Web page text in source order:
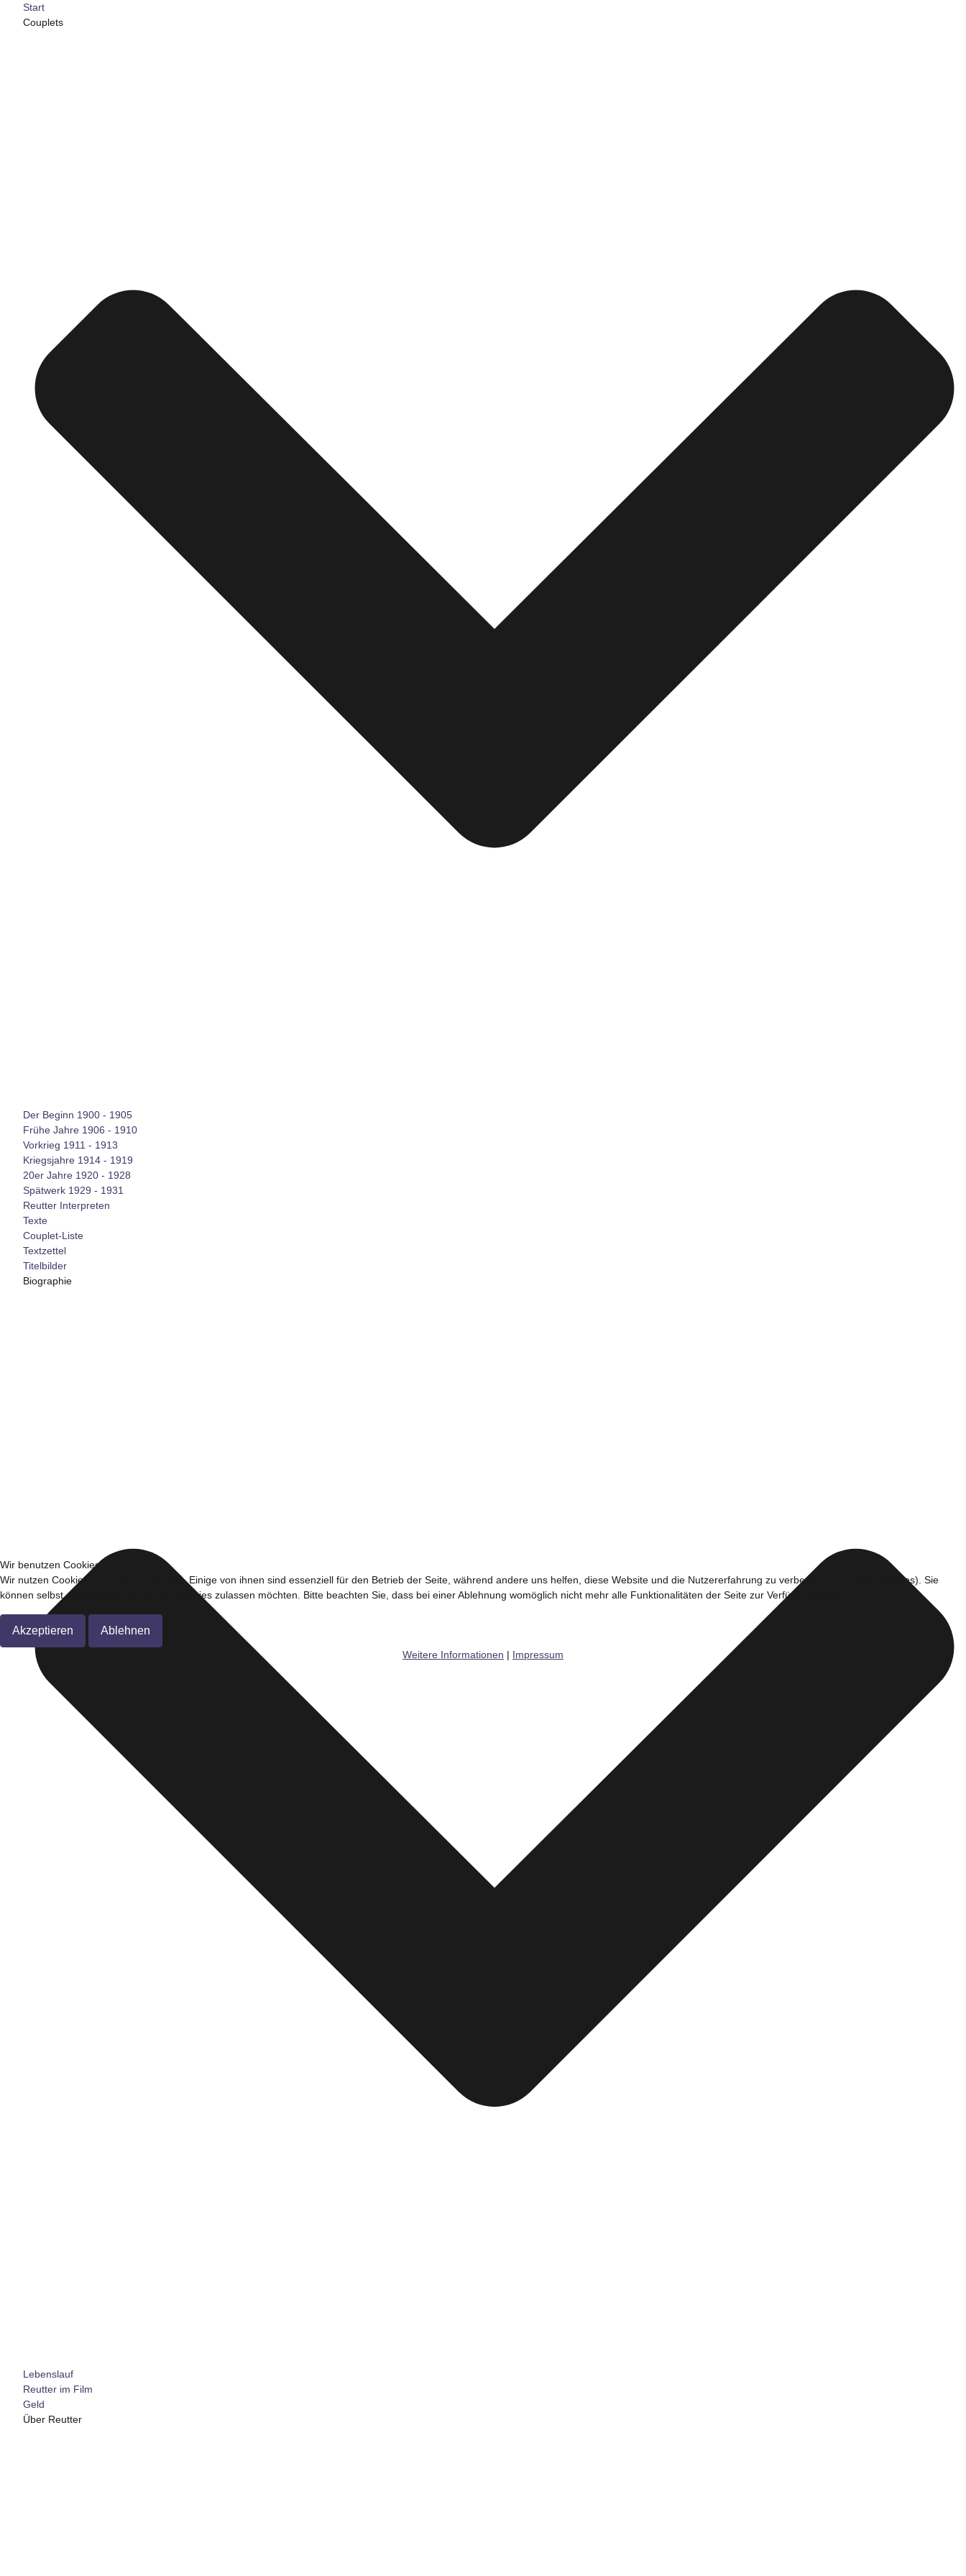
Start
Couplets
Der Beginn 1900 - 1905
Frühe Jahre 1906 - 1910
Vorkrieg 1911 - 1913
Kriegsjahre 1914 - 1919
20er Jahre 1920 - 1928
Spätwerk 1929 - 1931
Reutter Interpreten
Texte
Couplet-Liste
Textzettel
Titelbilder
Biographie
Lebenslauf
Reutter im Film
Geld
Über Reutter
Wir benutzen Cookies
Wir nutzen Cookies auf unserer Website. Einige von ihnen sind essenziell für den Betrieb der Seite, während andere uns helfen, diese Website und die Nutzererfahrung zu verbessern (Tracking Cookies). Sie
können selbst entscheiden, ob Sie die Cookies zulassen möchten. Bitte beachten Sie, dass bei einer Ablehnung womöglich nicht mehr alle Funktionalitäten der Seite zur Verfügung stehen.
Akzeptieren Ablehnen
Weitere Informationen | Impressum